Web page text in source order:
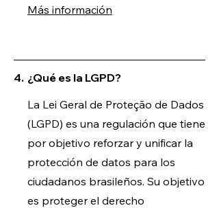
Más información
4. ¿Qué es la LGPD?
La Lei Geral de Proteção de Dados
(LGPD) es una regulación que tiene
por objetivo reforzar y unificar la
protección de datos para los
ciudadanos brasileños. Su objetivo
es proteger el derecho